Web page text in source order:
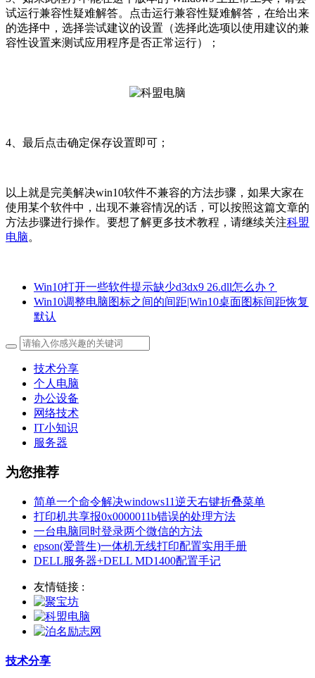
试运行兼容性疑难解答。点击运行兼容性疑难解答，在给出来
的选择中，选择尝试建议的设置（选择此选项以使用建议的兼
容性设置来测试应用程序是否正常运行）；
4、最后点击确定保存设置即可；
以上就是完美解决win10软件不兼容的方法步骤，如果大家在
使用某个软件中，出现不兼容情况的话，可以按照这篇文章的
方法步骤进行操作。 要想了解更多技术教程，请继续关注科盟
电脑。
Win10打开一些软件提示缺少d3dx9 26.dll怎么办？
Win10调整电脑图标之间的间距|Win10桌面图标间距恢复
默认
技术分享
个人电脑
办公设备
网络技术
IT小知识
服务器
为您推荐
简单一个命令解决windows11逆天右键折叠菜单
打印机共享报0x0000011b错误的处理方法
一台电脑同时登录两个微信的方法
epson(爱普生)一体机无线打印配置实用手册
DELL服务器+DELL MD1400配置手记
友情链接 :
技术分享